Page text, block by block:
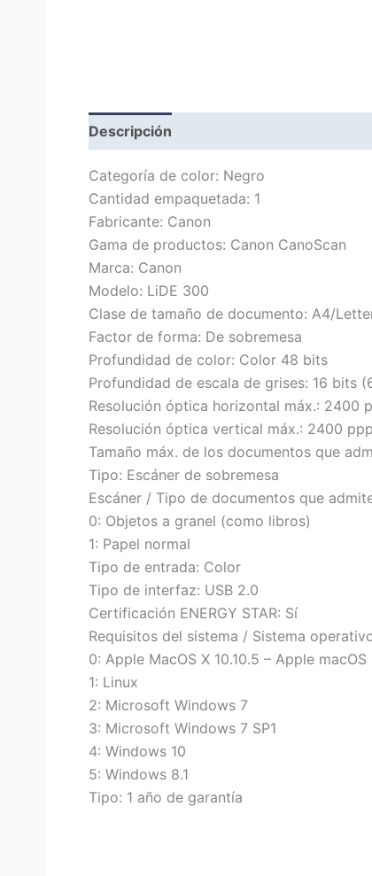
Descripción
Categoría de color: Negro
Cantidad empaquetada: 1
Fabricante: Canon
Gama de productos: Canon CanoScan
Marca: Canon
Modelo: LiDE 300
Clase de tamaño de documento: A4/
Factor de forma: De sobremesa
Profundidad de color: Color 48 bits
Profundidad de escala de grises: 16 bits
Resolución óptica horizontal máx.: 2400
Resolución óptica vertical máx.: 2400 ppp
Tamaño máx. de los documentos que
Tipo: Escáner de sobremesa
Escáner / Tipo de documentos que
0: Objetos a granel (como libros)
1: Papel normal
Tipo de entrada: Color
Tipo de interfaz: USB 2.0
Certificación ENERGY STAR: Sí
Requisitos del sistema / Sistema
0: Apple MacOS X 10.10.5 – Apple macOS
1: Linux
2: Microsoft Windows 7
3: Microsoft Windows 7 SP1
4: Windows 10
5: Windows 8.1
Tipo: 1 año de garantía